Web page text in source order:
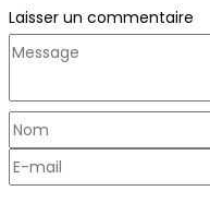
Laisser un commentaire